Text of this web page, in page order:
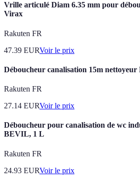
Vrille articulé Diam 6.35 mm pour
Virax
Rakuten FR
47.39 EURVoir le prix
Déboucheur canalisation 15m nettoyeur
Rakuten FR
27.14 EURVoir le prix
Déboucheur pour canalisation de wc
BEVIL, 1 L
Rakuten FR
24.93 EURVoir le prix